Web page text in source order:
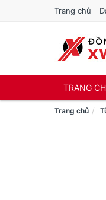
Trang chủ
TRANG
Trang chủ